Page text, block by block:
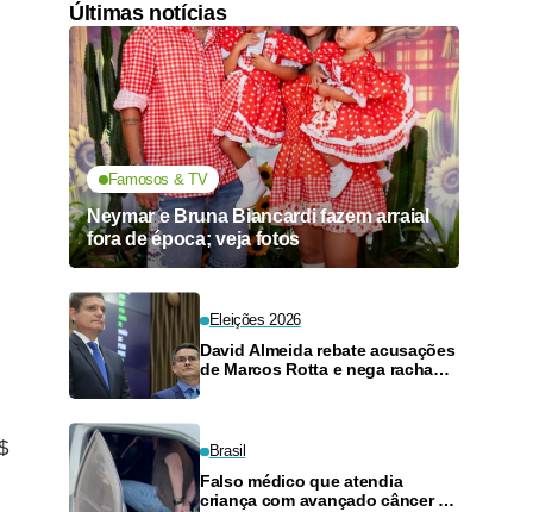
Últimas notícias
Famosos & TV
Neymar e Bruna Biancardi fazem arraial
fora de época; veja fotos
Eleições 2026
David Almeida rebate acusações
de Marcos Rotta e nega racha
Brasil
Falso médico que atendia
criança com avançado câncer no